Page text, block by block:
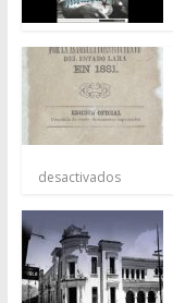
desactivados